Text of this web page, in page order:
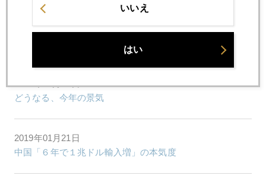
2019年01月23日
2019年01月23日
どうなる、今年の景気
2019年01月21日
中国「６年で１兆ドル輸入増」の本気度
いいえ
はい